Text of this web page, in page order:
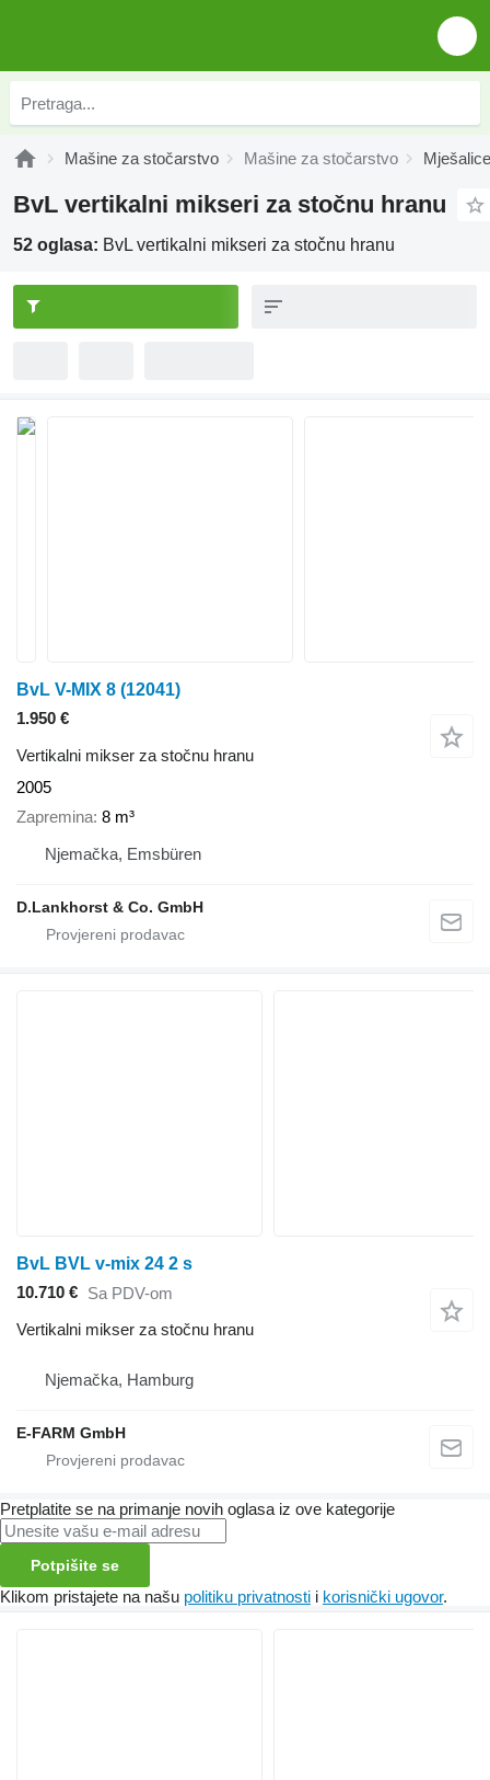
Mašine za stočarstvo Mašine za stočarstvo
BvL vertikalni mikseri za stočnu hranu
52 oglasa: BvL vertikalni mikseri za stočnu hranu
BvL V-MIX 8 (12041)
1.950 €
Vertikalni mikser za stočnu hranu
2005
Zapremina 8 m³
Njemačka, Emsbüren
D.Lankhorst & Co. GmbH
BvL BVL v-mix 24 2 s
10.710 € Sa PDV-om
Vertikalni mikser za stočnu hranu
Njemačka, Hamburg
E-FARM GmbH
Pretplatite se na primanje novih oglasa iz ove kategorije
Potpišite se
Klikom pristajete na našu politiku privatnosti i korisnički ugovor.